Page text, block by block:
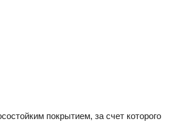
покрытием, за счет которого